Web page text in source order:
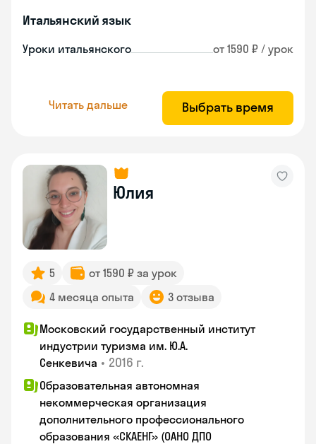
Итальянский язык
Уроки итальянского от 1590 ₽ / урок
Читать дальше Выбрать время
Юлия
5
от 1590 ₽ за урок
4 месяца опыта
3 отзыва
Московский государственный институт
индустрии туризма им. Ю.А.
Сенкевича • 2016 г.
Образовательная автономная
некоммерческая организация
дополнительного профессионального
образования «СКАЕНГ» (ОАНО ДПО